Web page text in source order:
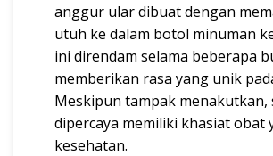
anggur ular dibuat dengan
utuh ke dalam botol minuman
ini direndam selama beberapa
memberikan rasa yang unik
Meskipun tampak menakutkan,
dipercaya memiliki khasiat obat
kesehatan.